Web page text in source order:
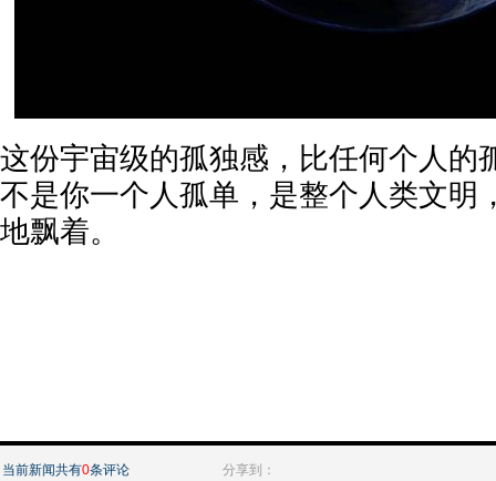
这份宇宙级的孤独感，比任何个人的
不是你一个人孤单，是整个人类文明
地飘着。
当前新闻共有0条评论 分享到：